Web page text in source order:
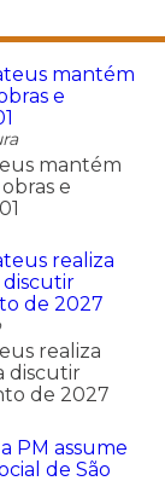
mantém
e
realiza
discutir
de 2027